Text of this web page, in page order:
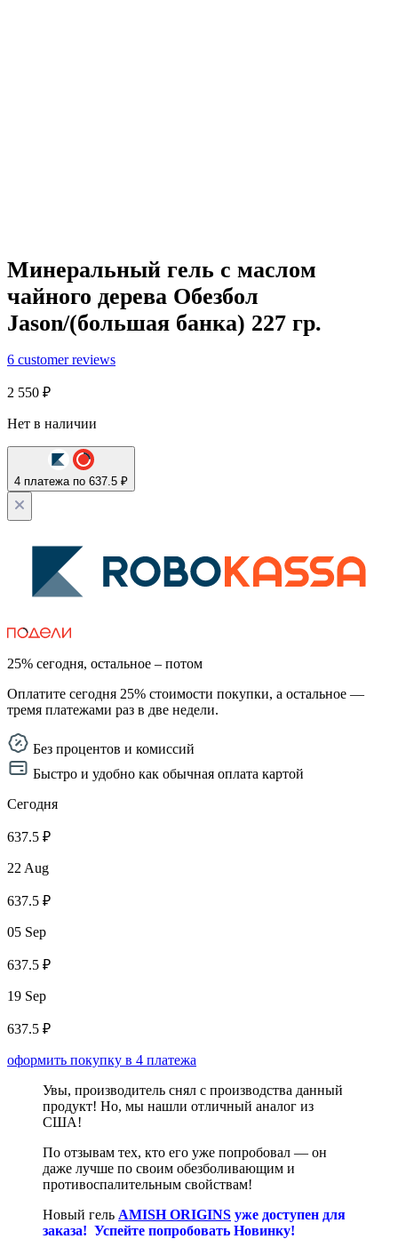
Минеральный гель с маслом
чайного дерева Обезбол
Jason/(большая банка) 227 гр.
6 customer reviews
2 550 ₽
Нет в наличии
4 платежа по 637.5 ₽
25% сегодня, остальное – потом
Оплатите сегодня 25% стоимости покупки, а остальное —
тремя платежами раз в две недели.
Без процентов и комиссий
Быстро и удобно как обычная оплата картой
Сегодня
637.5 ₽
22 Aug
637.5 ₽
05 Sep
637.5 ₽
19 Sep
637.5 ₽
оформить покупку в 4 платежа
Увы, производитель снял с производства данный
продукт! Но, мы нашли отличный аналог из
США!
По отзывам тех, кто его уже попробовал — он
даже лучше по своим обезболивающим и
противоспалительным свойствам!
Новый гель AMISH ORIGINS уже доступен для
заказа! Успейте попробовать Новинку!